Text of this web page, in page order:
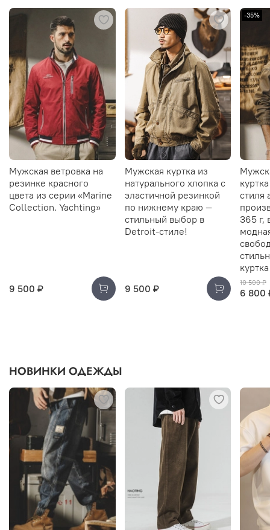
Мужская ветровка на
резинке красного
цвета из серии «Marine
Collection. Yachting»
9 500 ₽
Мужская куртка из
натурального хлопка с
эластичной резинкой
по нижнему краю —
стильный выбор в
Detroit-стиле!
9 500 ₽
-35%
стиля
365 г,
10 500 ₽
6 800
НОВИНКИ ОДЕЖДЫ